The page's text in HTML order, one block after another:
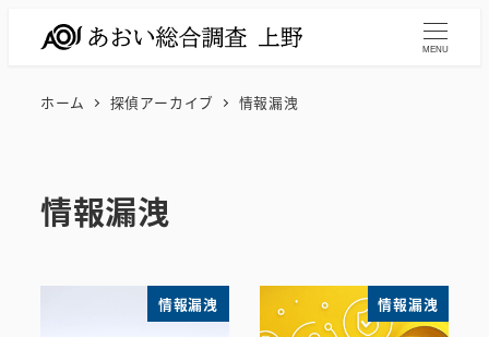
MENU
ホーム 探偵アーカイブ 情報漏洩
情報漏洩
情報漏洩 情報漏洩